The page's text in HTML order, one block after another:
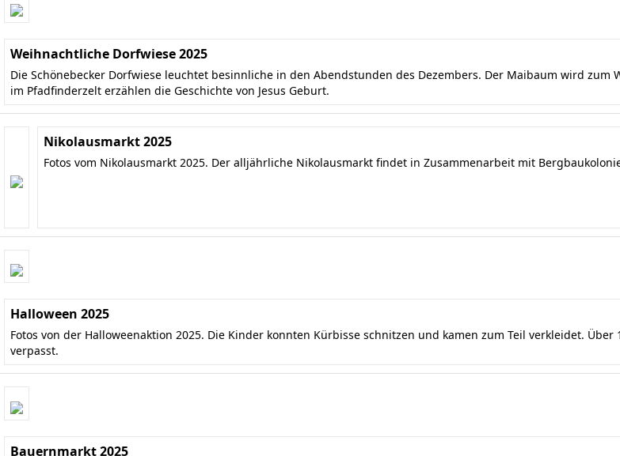
Weihnachtliche Dorfwiese 2025
Die Schönebecker Dorfwiese leuchtet besinnliche in den Abendstunden des Dezembers. Der Maibaum wird
im Pfadfinderzelt erzählen die Geschichte von Jesus Geburt.
Nikolausmarkt 2025
Fotos vom Nikolausmarkt 2025. Der alljährliche Nikolausmarkt findet in Zusammenarbeit mit
Halloween 2025
Fotos von der Halloweenaktion 2025. Die Kinder konnten Kürbisse schnitzen und kamen zum Teil verkleidet.
verpasst.
Bauernmarkt 2025